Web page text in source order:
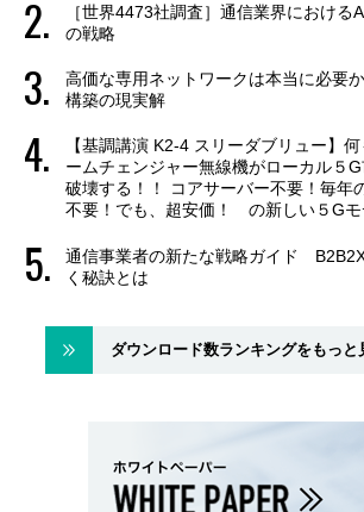
［世界4473社調査］通信業界における
の戦略
高価な専用ネットワークは本当に必要
構築の現実解
【基調講演 K2-4 スリーダブリュー】
ームチェンジャー無線機がローカル５
破壊する！！ コアサーバー不要！毎年
不要！でも、超安価！ の新しい５Gモ
通信事業者の新たな戦略ガイド
く秘訣とは
ダウンロード数ランキングをもっと